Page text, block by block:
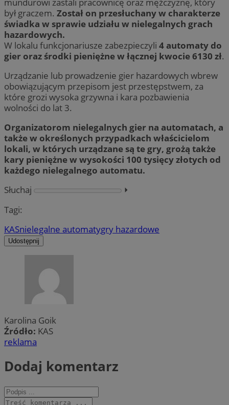
był graczem. Został on przesłuchany w charakterze
świadka w sprawie udziału w nielegalnych grach
hazardowych.
W lokalu funkcjonariusze zabezpieczyli 4 automaty do
gier oraz środki pieniężne w łącznej kwocie 6130 zł.
Urządzanie lub prowadzenie gier hazardowych wbrew
obowiązującym przepisom jest przestępstwem, za
które grozi wysoka grzywna i kara pozbawienia
wolności do lat 3.
Organizatorom nielegalnych gier na automatach, a
także w określonych przypadkach właścicielom
lokali, w których urządzane są te gry, grożą także
kary pieniężne w wysokości 100 tysięcy złotych od
każdego nielegalnego automatu.
Słuchaj
⏵︎
Tagi:
KASnielegalne automatygry hazardowe
Udostępnij
Karolina Goik
Źródło: KAS
reklama
Dodaj komentarz